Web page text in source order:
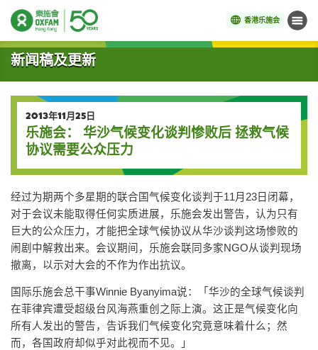
香港乐施会 菜单
开始主要内容
新闻稿及更新
2013年11月25日
乐施会： 华沙气候变化谈判惨败后 拯救气候
协议需要公众压力
经过为期两个多星期的联合国气候变化谈判于11月23日闭幕，
对于会议未能取得任何实质进展，乐施会发出警告，认为只有
巨大的公众压力，才能把全球气候协议从华沙谈判这场惨败的
闹剧中解救出来。会议期间，乐施会联同多家NGO从谈判现场
撤离，以示对大会的不作为作出抗议。
国际乐施会总干事Winnie Byanyima说：「华沙的全球气候谈判
在菲律宾遭受超级台风海燕重创之际上演。这正是气候变化向
所有人发出的警告，告诉我们气候变化究竟意味着什么；然
而，各国政府却似乎对此视而不见。」